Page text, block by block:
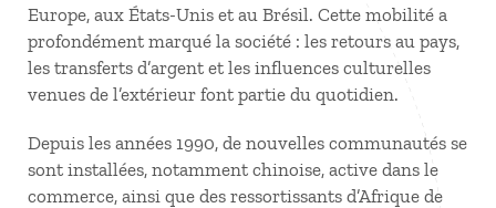
Europe, aux États-Unis et au Brésil. Cette mobilité a
profondément marqué la société : les retours au pays,
les transferts d’argent et les influences culturelles
venues de l’extérieur font partie du quotidien.
Depuis les années 1990, de nouvelles communautés se
sont installées, notamment chinoise, active dans le
commerce, ainsi que des ressortissants d’Afrique de